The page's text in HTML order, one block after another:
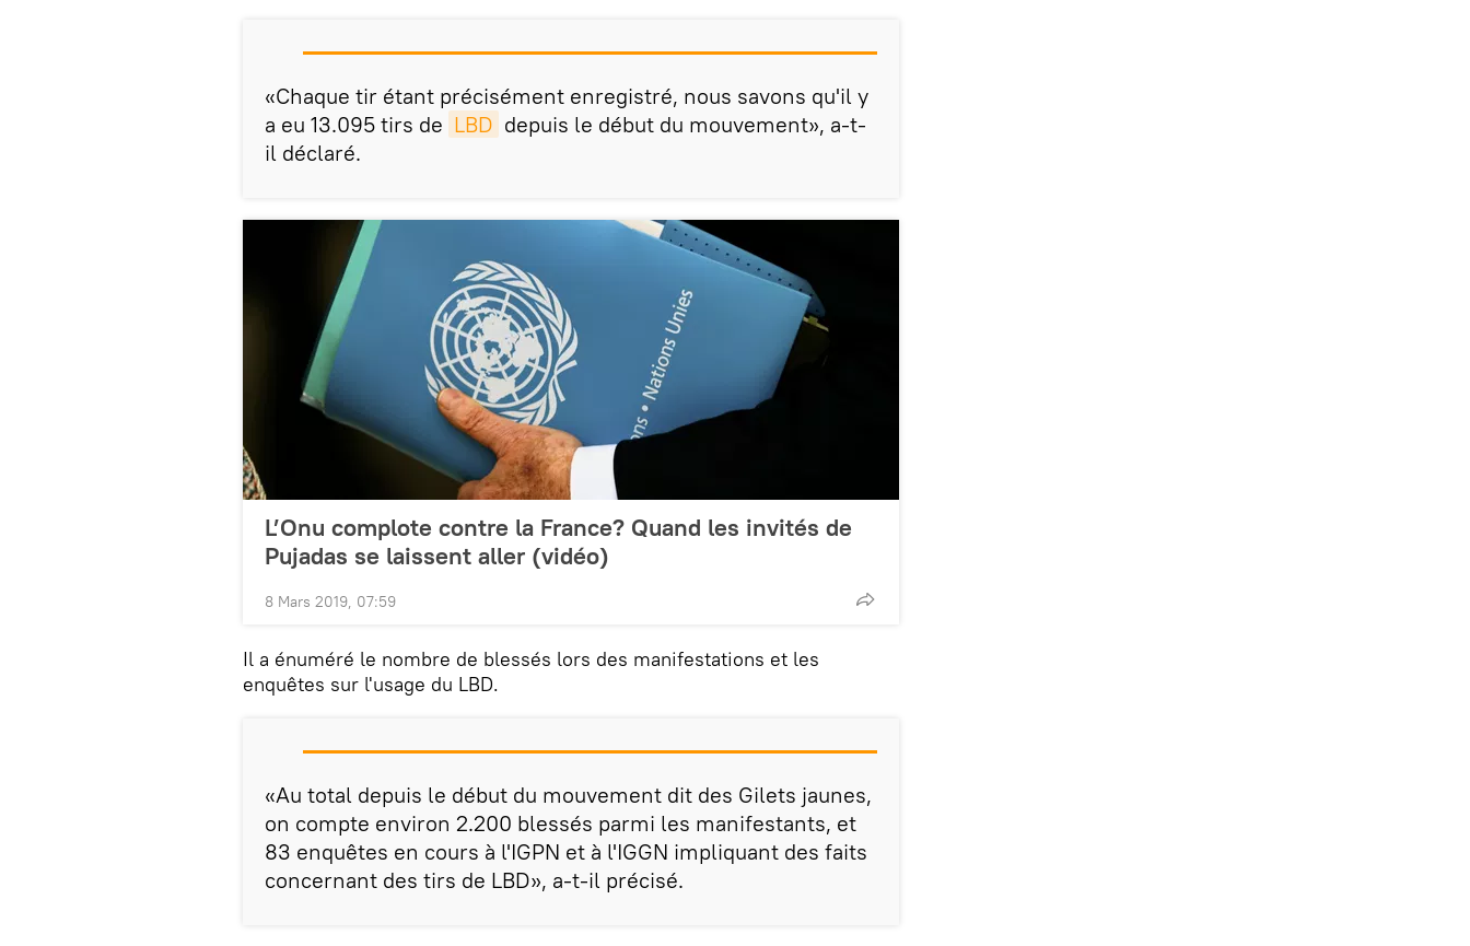
«Chaque tir étant précisément enregistré, nous savons qu'il y
a eu 13.095 tirs de LBD depuis le début du mouvement», a-t-
il déclaré.
L’Onu complote contre la France? Quand les invités de
Pujadas se laissent aller (vidéo)
8 Mars 2019, 07:59
Il a énuméré le nombre de blessés lors des manifestations et les
enquêtes sur l'usage du LBD.
«Au total depuis le début du mouvement dit des Gilets jaunes,
on compte environ 2.200 blessés parmi les manifestants, et
83 enquêtes en cours à l'IGPN et à l'IGGN impliquant des faits
concernant des tirs de LBD», a-t-il précisé.